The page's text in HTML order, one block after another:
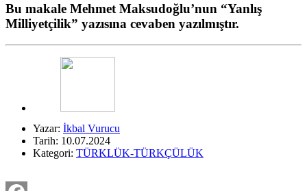
Bu makale Mehmet Maksudoğlu’nun “Yanlış
Milliyetçilik” yazısına cevaben yazılmıştır.
Yazar: İkbal Vurucu
Tarih: 10.07.2024
Kategori: TÜRKLÜK-TÜRKÇÜLÜK